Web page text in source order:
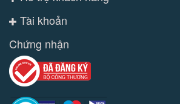
Tài khoản
Chứng nhận